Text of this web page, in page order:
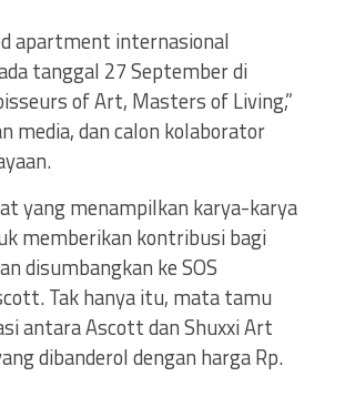
apartment internasional
tanggal 27 September di
of Art, Masters of Living,”
dan calon kolaborator
yang menampilkan karya-karya
memberikan kontribusi bagi
disumbangkan ke SOS
Tak hanya itu, mata tamu
antara Ascott dan Shuxxi Art
dibanderol dengan harga Rp.